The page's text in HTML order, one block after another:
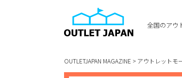
全国のアウ
OUTLETJAPAN MAGAZINE > アウトレットモ